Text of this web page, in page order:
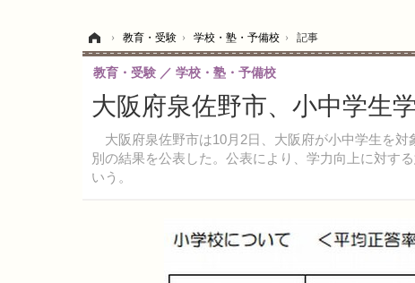
› 教育・受験 › 学校・塾・予備校 › 記事
大阪府泉佐野市、小中学生
大阪府泉佐野市は10月2日、大阪府が小中学生を
別の結果を公表した。公表により、学力向上に対す
いう。
教育・受験 学校・塾・予備校